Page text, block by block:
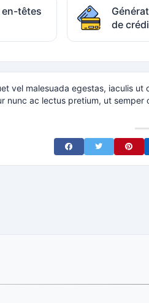
en-têtes
de
vel malesuada egestas, iaculis
nunc ac lectus pretium, ut
Share on Facebook
Share on